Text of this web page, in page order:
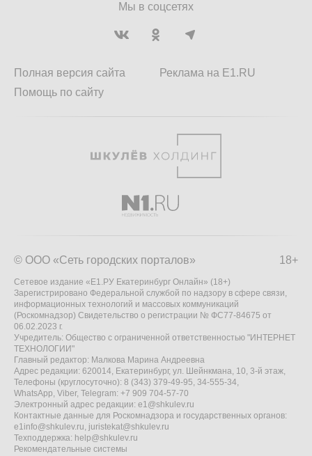
Мы в соцсетях
Полная версия сайта
Помощь по сайту
Реклама на E1.RU
18+
© ООО «Сеть городских порталов»
Сетевое издание «Е1.РУ Екатеринбург Онлайн» (18+)
Зарегистрировано Федеральной службой по надзору в сфере связи,
информационных технологий и массовых коммуникаций
(Роскомнадзор) Свидетельство о регистрации № ФС77-84675 от
06.02.2023 г.
Учредитель: Общество с ограниченной ответственностью "ИНТЕРНЕТ
ТЕХНОЛОГИИ"
Главный редактор: Малкова Марина Андреевна
Адрес редакции: 620014, Екатеринбург, ул. Шейнкмана, 10, 3-й этаж,
Телефоны (круглосуточно): 8 (343) 379-49-95, 34-555-34,
WhatsApp, Viber, Telegram: +7 909 704-57-70
Электронный адрес редакции: e1@shkulev.ru
Контактные данные для Роскомнадзора и государственных органов:
e1info@shkulev.ru, juristekat@shkulev.ru
Техподдержка: help@shkulev.ru
Рекомендательные системы